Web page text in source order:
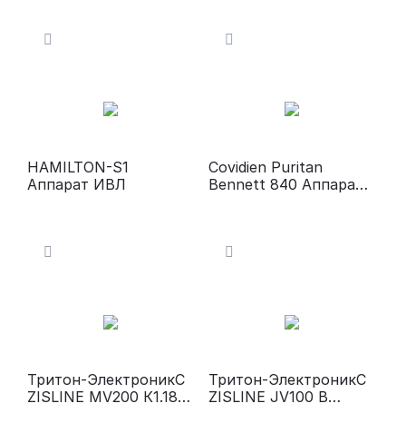
HAMILTON-S1
Аппарат ИВЛ
Covidien Puritan
Bennett 840 Аппарат
Тритон-ЭлектроникС
ZISLINE МV200 К1.18
Тритон-ЭлектроникС
ZISLINE JV100 В